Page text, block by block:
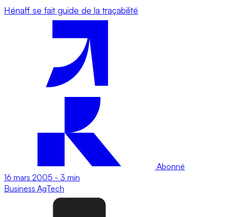
Hénaff se fait guide de la traçabilité
Abonné
16 mars 2005 - 3 min
Business AgTech